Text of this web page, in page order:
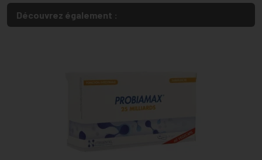
Découvrez également :